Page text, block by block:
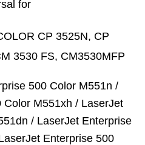
for
CP 3525N, CP
3530 FS, CM3530MFP
500 Color M551n /
M551xh / LaserJet
/ LaserJet Enterprise
Enterprise 500